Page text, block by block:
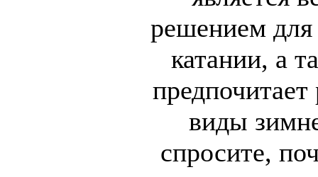
решением для
катании, а
виды
спросите,